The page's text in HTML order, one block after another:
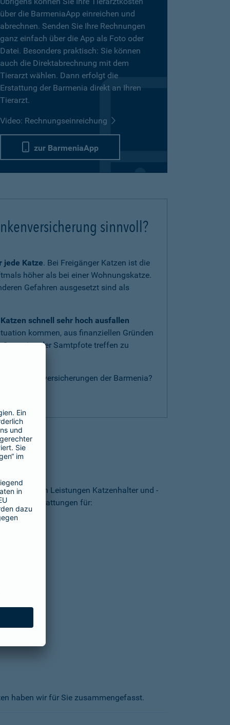
über die BarmeniaApp einreichen und
abrechnen. Senden Sie Ihre Rechnungen
ganz einfach über die App als Foto oder
Datei. Besonders praktisch: Sie können
auch die Direktabrechnung mit dem
Tierarzt wählen. Dann erfolgt die
Erstattung der Barmenia direkt an Ihren
Tierarzt.
Video: Rechnungseinreichung
zur BarmeniaApp
sinnvoll?
jede Katze. Bei Freigänger Katzen ist die
höher als bei einer Wohnungskatze.
Gefahren ausgesetzt sind als
schnell sehr hoch ausfallen
kommen, aus finanziellen Gründen
der Samtpfote treffen zu
Katzenversicherungen der Barmenia?
Von welchen Leistungen Katzenhalter und -
Erstattungen für:
haben wir für Sie zusammengefasst.